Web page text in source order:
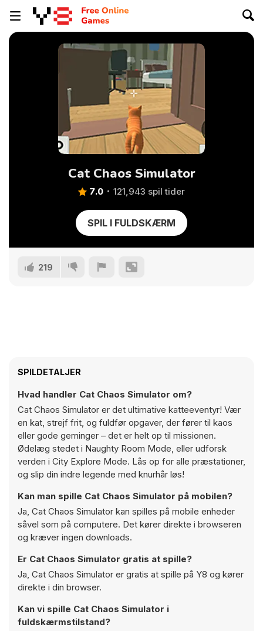
Cat Chaos Simulator
7.0 121,943 spil tider
SPIL I FULDSKÆRM
219
SPILDETALJER
Hvad handler Cat Chaos Simulator om?
Cat Chaos Simulator er det ultimative katteeventyr! Vær
en kat, strejf frit, og fuldfør opgaver, der fører til kaos
eller gode gerninger – det er helt op til missionen.
Ødelæg stedet i Naughty Room Mode, eller udforsk
verden i City Explore Mode. Lås op for alle præstationer,
og slip din indre legende med knurhår løs!
Kan man spille Cat Chaos Simulator på mobilen?
Ja, Cat Chaos Simulator kan spilles på mobile enheder
såvel som på computere. Det kører direkte i browseren
og kræver ingen downloads.
Er Cat Chaos Simulator gratis at spille?
Ja, Cat Chaos Simulator er gratis at spille på Y8 og kører
direkte i din browser.
Kan vi spille Cat Chaos Simulator i
fuldskærmstilstand?